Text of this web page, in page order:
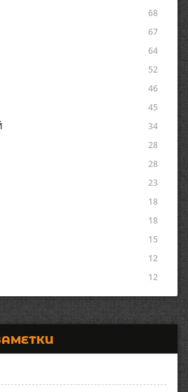
68
67
64
52
46
45
34
28
28
23
18
18
15
12
12